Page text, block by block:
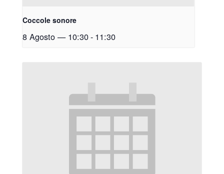
Coccole sonore
8 Agosto — 10:30- 11:30